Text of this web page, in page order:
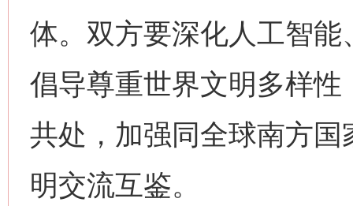
体。双方要深化人工智
倡导尊重世界文明多样
共处，加强同全球南方
明交流互鉴。
网上购药对药下症？